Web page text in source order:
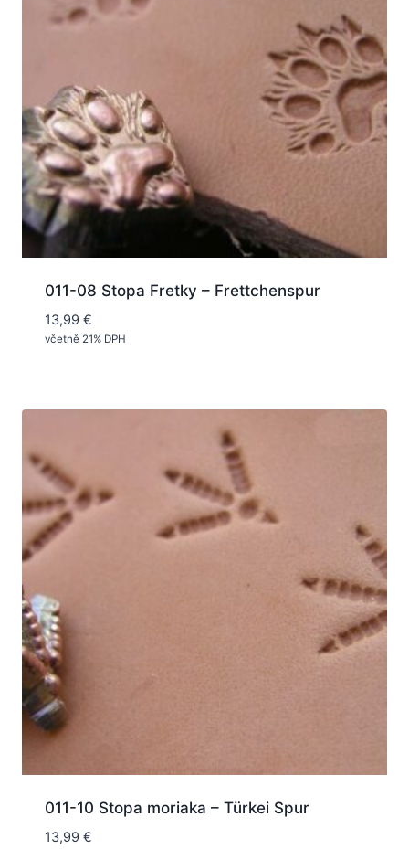
011-08 Stopa Fretky – Frettchenspur
13,99 €
včetně 21% DPH
011-10 Stopa moriaka – Türkei Spur
13,99 €